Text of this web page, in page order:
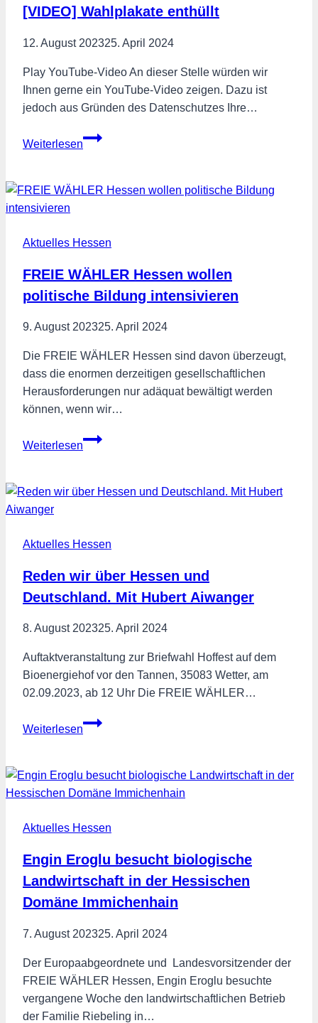
der
Petition
„KitaFrei“
gestartet
[VIDEO] Wahlplakate enthüllt
12. August 202325. April 2024
Play YouTube-Video An dieser Stelle würden wir
Ihnen gerne ein YouTube-Video zeigen. Dazu ist
jedoch aus Gründen des Datenschutzes Ihre…
Weiterlesen
[VIDEO]
Aktuelles Hessen
FREIE WÄHLER Hessen wollen
politische Bildung intensivieren
9. August 202325. April 2024
Die FREIE WÄHLER Hessen sind davon überzeugt,
dass die enormen derzeitigen gesellschaftlichen
Herausforderungen nur adäquat bewältigt werden
können, wenn wir…
Weiterlesen
FREIE
wollen
intensivieren
Aktuelles Hessen
Reden wir über Hessen und
Deutschland. Mit Hubert Aiwanger
8. August 202325. April 2024
Auftaktveranstaltung zur Briefwahl Hoffest auf dem
Bioenergiehof vor den Tannen, 35083 Wetter, am
02.09.2023, ab 12 Uhr Die FREIE WÄHLER…
Weiterlesen
Reden
Hessen
und
Mit
Aiwanger
Aktuelles Hessen
Engin Eroglu besucht biologische
Landwirtschaft in der Hessischen
Domäne Immichenhain
7. August 202325. April 2024
Der Europaabgeordnete und Landesvorsitzender der
FREIE WÄHLER Hessen, Engin Eroglu besuchte
vergangene Woche den landwirtschaftlichen Betrieb
der Familie Riebeling in…